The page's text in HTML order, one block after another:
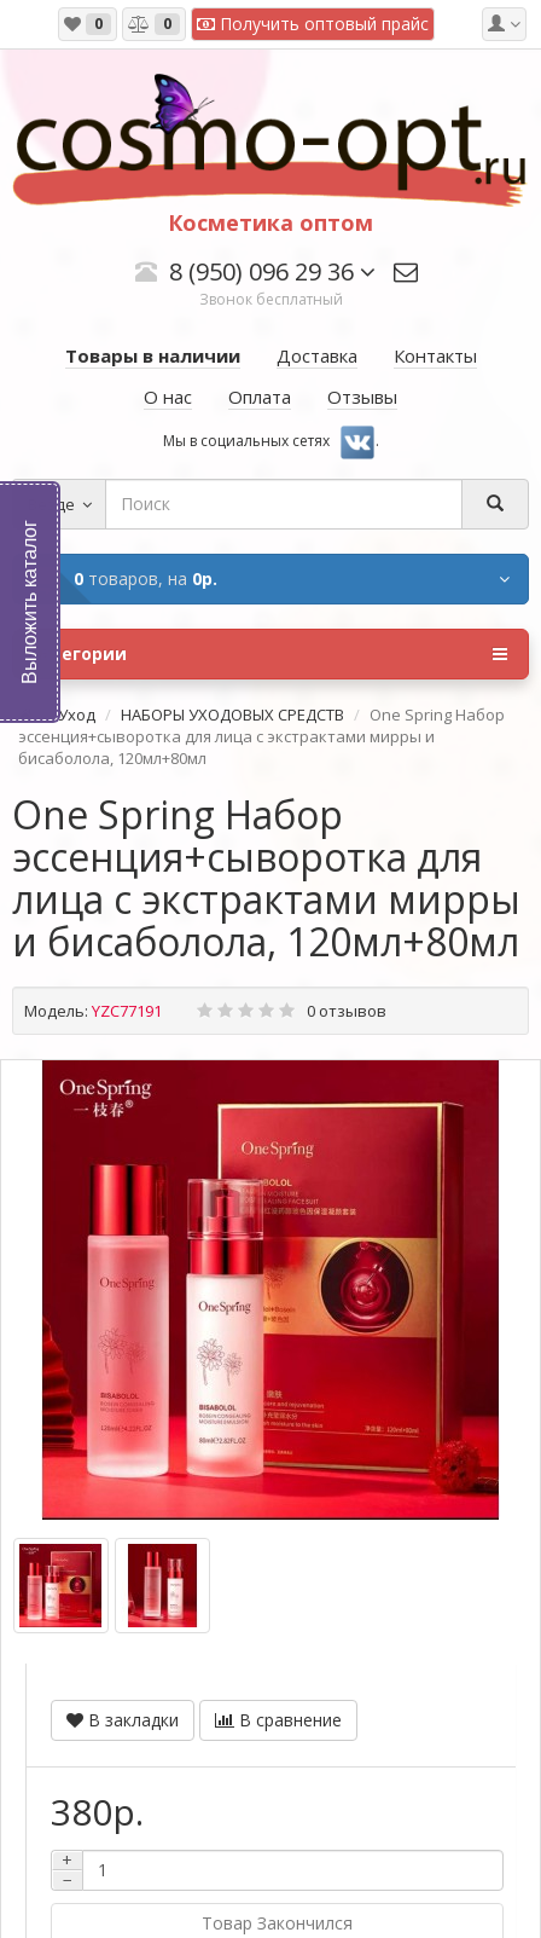
0 0 Получить оптовый прайс
Косметика оптом
8 (950) 096 29 36
Звонок бесплатный
Товары в наличии Доставка
Контакты
О нас
Оплата Отзывы
Мы в социальных сетях .
Везде
0 товаров, на 0р.
Категории
Уход НАБОРЫ УХОДОВЫХ СРЕДСТВ
One Spring Набор
эссенция+сыворотка для лица с экстрактами мирры и
бисаболола, 120мл+80мл
One Spring Набор
эссенция+сыворотка для
лица с экстрактами мирры
и бисаболола, 120мл+80мл
Модель: YZC77191 0 отзывов
В закладки В сравнение
380р.
+
−
Товар Закончился
Выложить каталог